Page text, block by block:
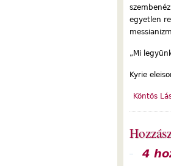
egyetlen
„Mi
Kyrie
Köntös
4